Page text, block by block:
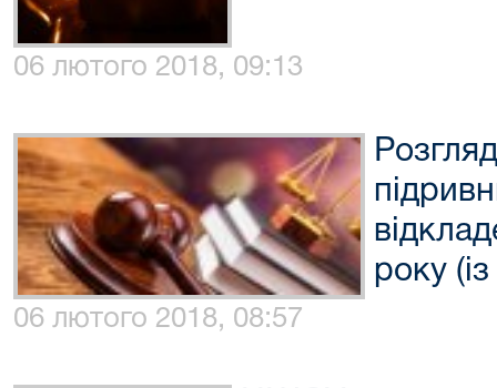
06 лютого 2018, 09:13
року
06 лютого 2018, 08:57